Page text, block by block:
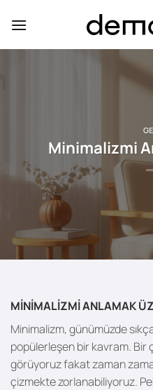
atla
Minimalizmi
MİNİMALİZMİ ANLAMAK
Minimalizm, günümüzde
popülerleşen bir kavram. Bir
görüyoruz fakat zaman
çizmekte zorlanabiliyoruz.